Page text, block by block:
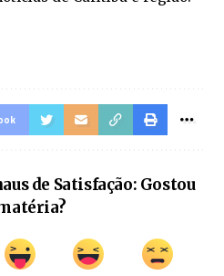
de Satisfação: Gostou